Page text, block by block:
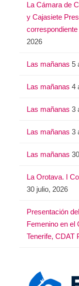
La Cámara de
y Cajasiete
2026
Las mañanas 5
Las mañanas 4
Las mañanas 3
Las mañanas 3
Las mañanas
La Orotava. I
30 julio, 2026
Presentación
Femenino en el
Tenerife, CDAT